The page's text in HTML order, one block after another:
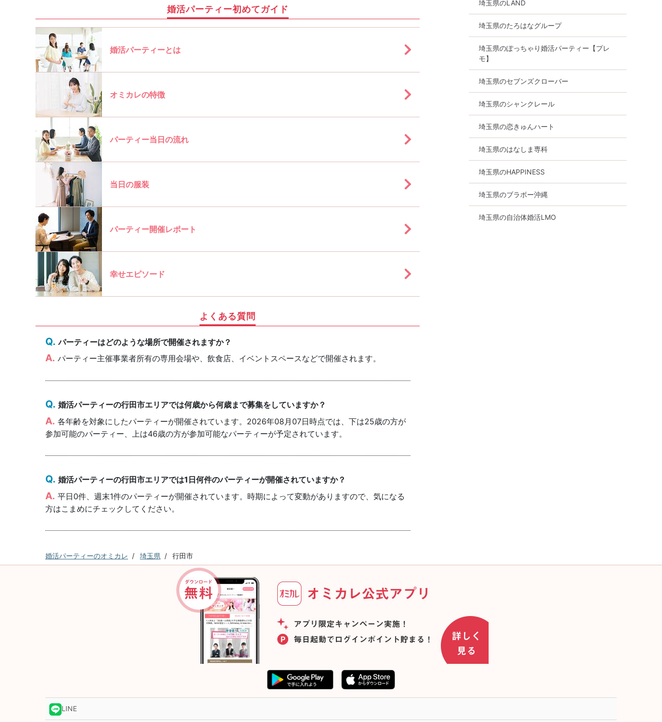
婚活パーティー初めてガイド
婚活パーティーとは
オミカレの特徴
パーティー当日の流れ
当日の服装
パーティー開催レポート
幸せエピソード
よくある質問
パーティーはどのような場所で開催されますか？
パーティー主催事業者所有の専用会場や、飲食店、イベントスペースなどで開催されます。
婚活パーティーの行田市エリアでは何歳から何歳まで募集をしていますか？
各年齢を対象にしたパーティーが開催されています。2026年08月07日時点では、下は25歳の方が
参加可能のパーティー、上は46歳の方が参加可能なパーティーが予定されています。
婚活パーティーの行田市エリアでは1日何件のパーティーが開催されていますか？
平日0件、週末1件のパーティーが開催されています。時期によって変動がありますので、気になる
方はこまめにチェックしてください。
埼玉県のLAND
埼玉県のたろはなグループ
埼玉県のぽっちゃり婚活パーティー【プレ
モ】
埼玉県のセブンズクローバー
埼玉県のシャンクレール
埼玉県の恋きゅんハート
埼玉県のはなしま専科
埼玉県のHAPPINESS
埼玉県のブラボー沖縄
埼玉県の自治体婚活LMO
婚活パーティーのオミカレ 埼玉県 行田市
LINE